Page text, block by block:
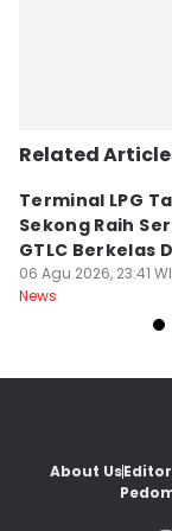
Related
Terminal LPG
Sekong Raih
GTLC Berkelas
06 Agu 2026, 23:41
News
About Us